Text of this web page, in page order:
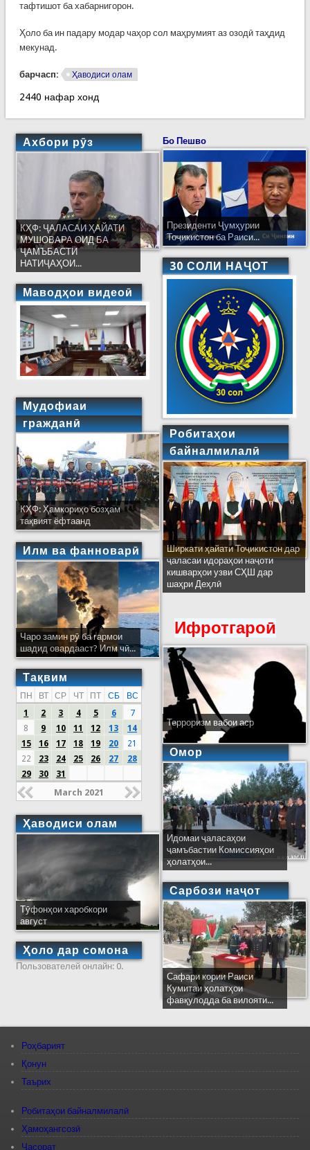
тафтишот ба хабарнигорон.
Ҳоло ба ин падару модар чаҳор сол маҳрумият аз озодӣ таҳдид
мекунад.
барчасп: Ҳаводиси олам
2440 нафар хонд
Ахбори рӯз
КҲФ: ҶАЛАСАИ ҲАЙАТИ
МУШОВАРА ОИД БА
ҶАМЪБАСТИ
НАТИҶАҲОИ...
Маводҳои видеоӣ
Мудофиаи
гражданӣ
КҲФ: Ҳамкориҳо бозҳам
тақвият ёфтаанд
Илм ва фанноварӣ
Чаро замин рӯ ба гармои
шадид овардааст? Илм чӣ...
Тақвим
ПН ВТ СР ЧТ ПТ СБ
ВС
1
2 3 4 5 6
7
8
9 10 11 12 13
14
15
16 17 18 19 20
21
22
23 24 25 26 27
28
29
30 31
March 2021
Ҳаводиси олам
Тӯфонҳои харобкори
август
Ҳоло дар сомона
Пользователей онлайн: 0.
Бо Пешво
Президенти Ҷумҳурии
Тоҷикистон ба Раиси...
30 СОЛИ НАҶОТ
Робитаҳои
байналмилалӣ
Ширкати ҳайати Тоҷикистон дар
ҷаласаи идораҳои наҷоти
кишварҳои узви СҲШ дар
шаҳри Деҳлӣ
Ифротгароӣ
Терроризм вабои аср
Омор
Идомаи ҷаласаҳои
ҷамъбастии Комиссияҳои
ҳолатҳои...
Сарбози наҷот
Сафари кории Раиси
Кумитаи ҳолатҳои
фавқулодда ба вилояти...
Роҳбарият
Қонун
Таърих
Робитаҳои байналмилалӣ
Ҳамоҳангсозӣ
Ҷасорат